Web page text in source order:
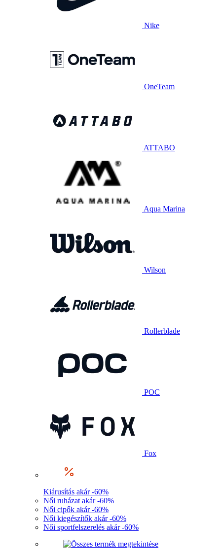
Nike
OneTeam
ATTABO
Aqua Marina
Wilson
Rollerblade
POC
Fox
Kiárusítás akár -60%
Női ruházat akár -60%
Női cipők akár -60%
Női kiegészítők akár -60%
Női sportfelszerelés akár -60%